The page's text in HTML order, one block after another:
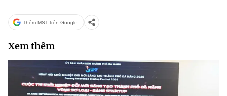
Thêm MST trên Google
Xem thêm